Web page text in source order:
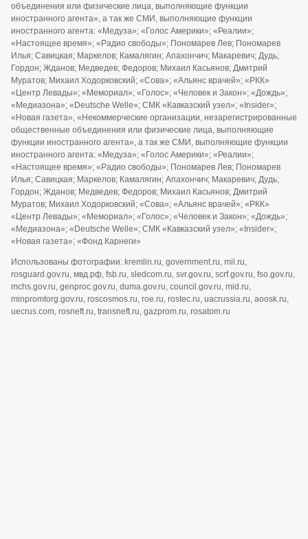
объединения или физические лица, выполняющие функции
иностранного агента», а так же СМИ, выполняющие функции
иностранного агента: «Медуза»; «Голос Америки»; «Реалии»;
«Настоящее время»; «Радио свободы»; Пономарев Лев; Пономарев
Илья; Савицкая; Маркелов; Камалягин; Апахончич; Макаревич; Дудь;
Гордон; Жданов; Медведев; Федоров; Михаил Касьянов; Дмитрий
Муратов; Михаил Ходорковский; «Сова»; «Альянс врачей»; «РКК»
«Центр Левады»; «Мемориал»; «Голос»; «Человек и Закон»; «Дождь»;
«Медиазона»; «Deutsche Welle»; СМК «Кавказский узел»; «Insider»;
«Новая газета», «Некоммерческие организации, незарегистрированные
общественные объединения или физические лица, выполняющие
функции иностранного агента», а так же СМИ, выполняющие функции
иностранного агента: «Медуза»; «Голос Америки»; «Реалии»;
«Настоящее время»; «Радио свободы»; Пономарев Лев; Пономарев
Илья; Савицкая; Маркелов; Камалягин; Апахончич; Макаревич; Дудь;
Гордон; Жданов; Медведев; Федоров; Михаил Касьянов; Дмитрий
Муратов; Михаил Ходорковский; «Сова»; «Альянс врачей»; «РКК»
«Центр Левады»; «Мемориал»; «Голос»; «Человек и Закон»; «Дождь»;
«Медиазона»; «Deutsche Welle»; СМК «Кавказский узел»; «Insider»;
«Новая газета»; «Фонд Карнеги»
Использованы фотографии: kremlin.ru, government.ru, mil.ru,
rosguard.gov.ru, мвд.рф, fsb.ru, sledcom.ru, svr.gov.ru, scrf.gov.ru, fso.gov.ru,
mchs.gov.ru, genproc.gov.ru, duma.gov.ru, council.gov.ru, mid.ru,
minpromtorg.gov.ru, roscosmos.ru, roe.ru, rostec.ru, uacrussia.ru, aoosk.ru,
uecrus.com, rosneft.ru, transneft.ru, gazprom.ru, rosatom.ru